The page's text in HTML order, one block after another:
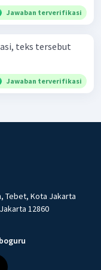
Jawaban terverifikasi
teks tersebut
Jawaban terverifikasi
Tebet, Kota Jakarta
12860